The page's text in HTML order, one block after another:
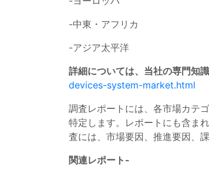
-中東・アフリカ
-アジア太平洋
詳細については、当社の専門知
devices-system-market.html
調査レポートには、各市場カテ
特定します。レポートにも含ま
査には、市場要因、推進要因、
関連レポート-